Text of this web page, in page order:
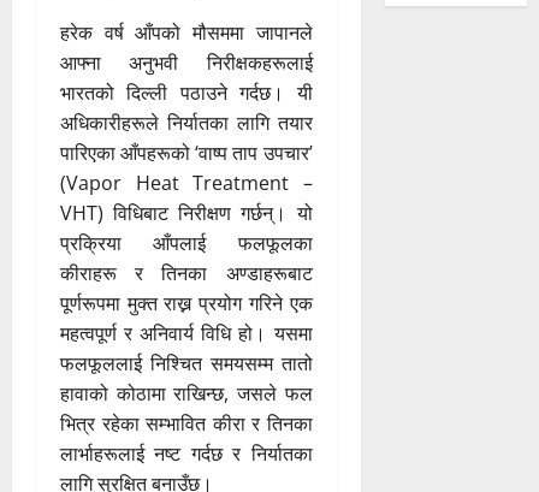
हरेक वर्ष आँपको मौसममा जापानले
आफ्ना अनुभवी निरीक्षकहरूलाई
भारतको दिल्ली पठाउने गर्दछ। यी
अधिकारीहरूले निर्यातका लागि तयार
पारिएका आँपहरूको ‘वाष्प ताप उपचार’
(Vapor Heat Treatment –
VHT) विधिबाट निरीक्षण गर्छन्। यो
प्रक्रिया आँपलाई फलफूलका
कीराहरू र तिनका अण्डाहरूबाट
पूर्णरूपमा मुक्त राख्न प्रयोग गरिने एक
महत्वपूर्ण र अनिवार्य विधि हो। यसमा
फलफूललाई निश्चित समयसम्म तातो
हावाको कोठामा राखिन्छ, जसले फल
भित्र रहेका सम्भावित कीरा र तिनका
लार्भाहरूलाई नष्ट गर्दछ र निर्यातका
लागि सुरक्षित बनाउँछ।